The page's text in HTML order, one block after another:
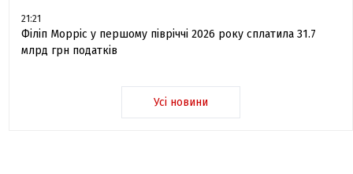
21:21
Філіп Морріс у першому півріччі 2026 року сплатила 31.7
млрд грн податків
Усі новини